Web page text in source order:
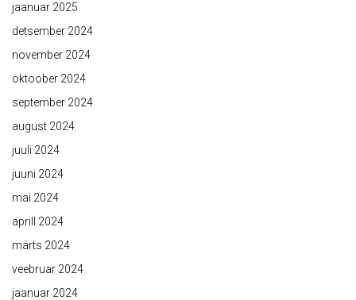
jaanuar 2025
detsember 2024
november 2024
oktoober 2024
september 2024
august 2024
juuli 2024
juuni 2024
mai 2024
aprill 2024
märts 2024
veebruar 2024
jaanuar 2024